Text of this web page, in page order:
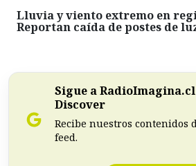
Lluvia y viento extremo en
Reportan caída de postes de
Sigue a
Discover
Recibe nuestros contenidos
feed.